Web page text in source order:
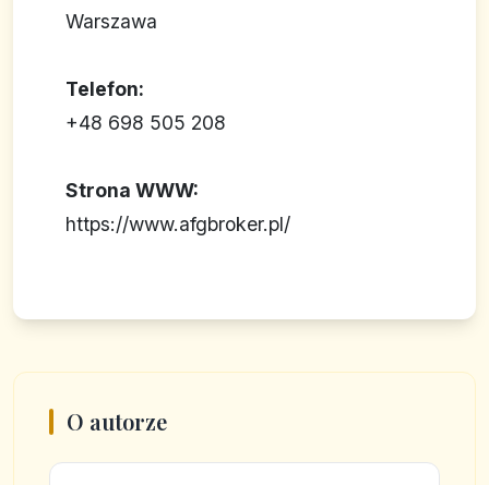
Warszawa
Telefon:
+48 698 505 208
Strona WWW:
https://www.afgbroker.pl/
O autorze